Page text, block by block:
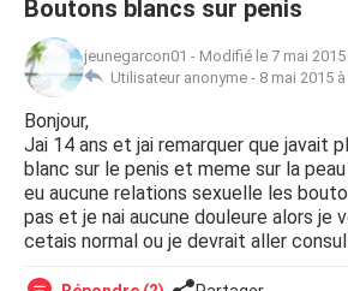
Boutons blancs sur penis
jeunegarcon01 - Modifié le 7 mai 2015
Utilisateur anonyme - 8 mai 2015
Bonjour,
Jai 14 ans et jai remarquer que javait
blanc sur le penis et meme sur la peau
eu aucune relations sexuelle les
pas et je nai aucune douleure alors je
cetais normal ou je devrait aller